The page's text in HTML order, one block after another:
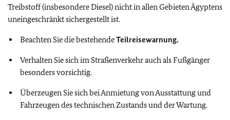
Treibstoff (insbesondere Diesel) nicht in allen Gebieten Ägyptens
uneingeschränkt sichergestellt ist.
Beachten Sie die bestehendeTeilreisewarnung.
Verhalten Sie sich im Straßenverkehr auch als Fußgänger
besonders vorsichtig.
Überzeugen Sie sich bei Anmietung von Ausstattung und
Fahrzeugen des technischen Zustands und der Wartung.